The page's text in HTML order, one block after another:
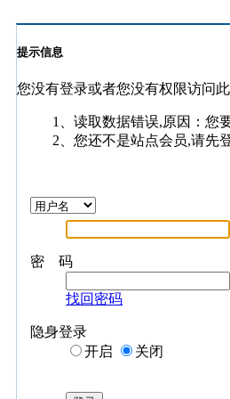
提示信息
您没有登录或者您没有权限访问
1、读取数据错误,原因：您
2、您还不是站点会员,请先
密 码
找回密码
隐身登录
开启
关闭